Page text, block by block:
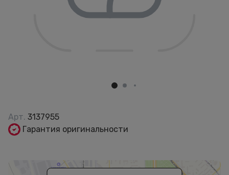
Арт. 3137955
Гарантия оригинальности